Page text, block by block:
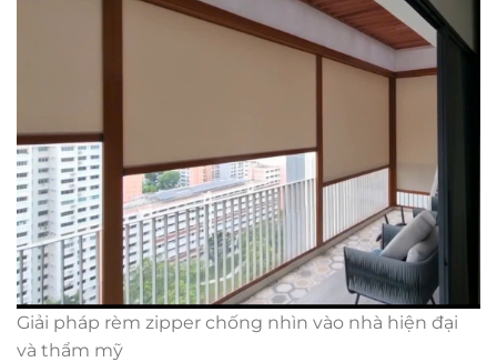
Giải pháp rèm zipper chống nhìn vào nhà hiện đại
và thẩm mỹ